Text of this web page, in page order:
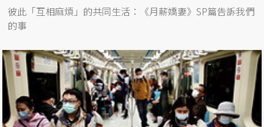
彼此「互相麻煩」的共同生活：《月薪嬌妻》SP篇告訴我們
的事